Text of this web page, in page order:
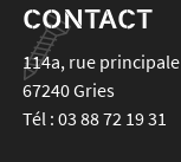
CONTACT
114a, rue principale
67240Gries
Tél : 03 88 72 19 31